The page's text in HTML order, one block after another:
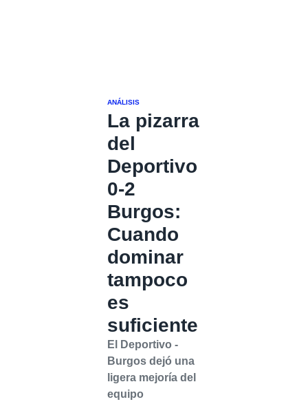
ANÁLISIS
La pizarra
del
Deportivo
0-2
Burgos:
Cuando
dominar
tampoco
es
suficiente
El Deportivo -
Burgos dejó una
ligera mejoría del
equipo